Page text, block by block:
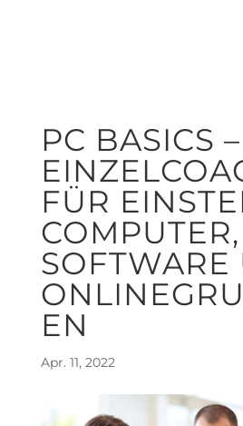
PC BASICS –
FÜR
COMPUTER,
SOFTWARE
EN
Apr. 11, 2022